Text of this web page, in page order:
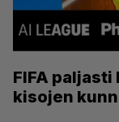
FIFA
kisojen